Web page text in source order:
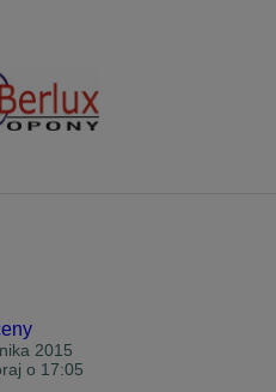
opon nowych i używanych w
2015
o 17:05